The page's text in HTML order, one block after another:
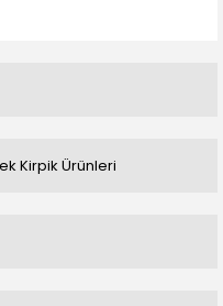
Kirpik Ürünleri